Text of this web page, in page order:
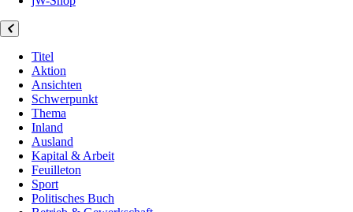
Titel
Aktion
Ansichten
Schwerpunkt
Thema
Inland
Ausland
Kapital & Arbeit
Feuilleton
Sport
Politisches Buch